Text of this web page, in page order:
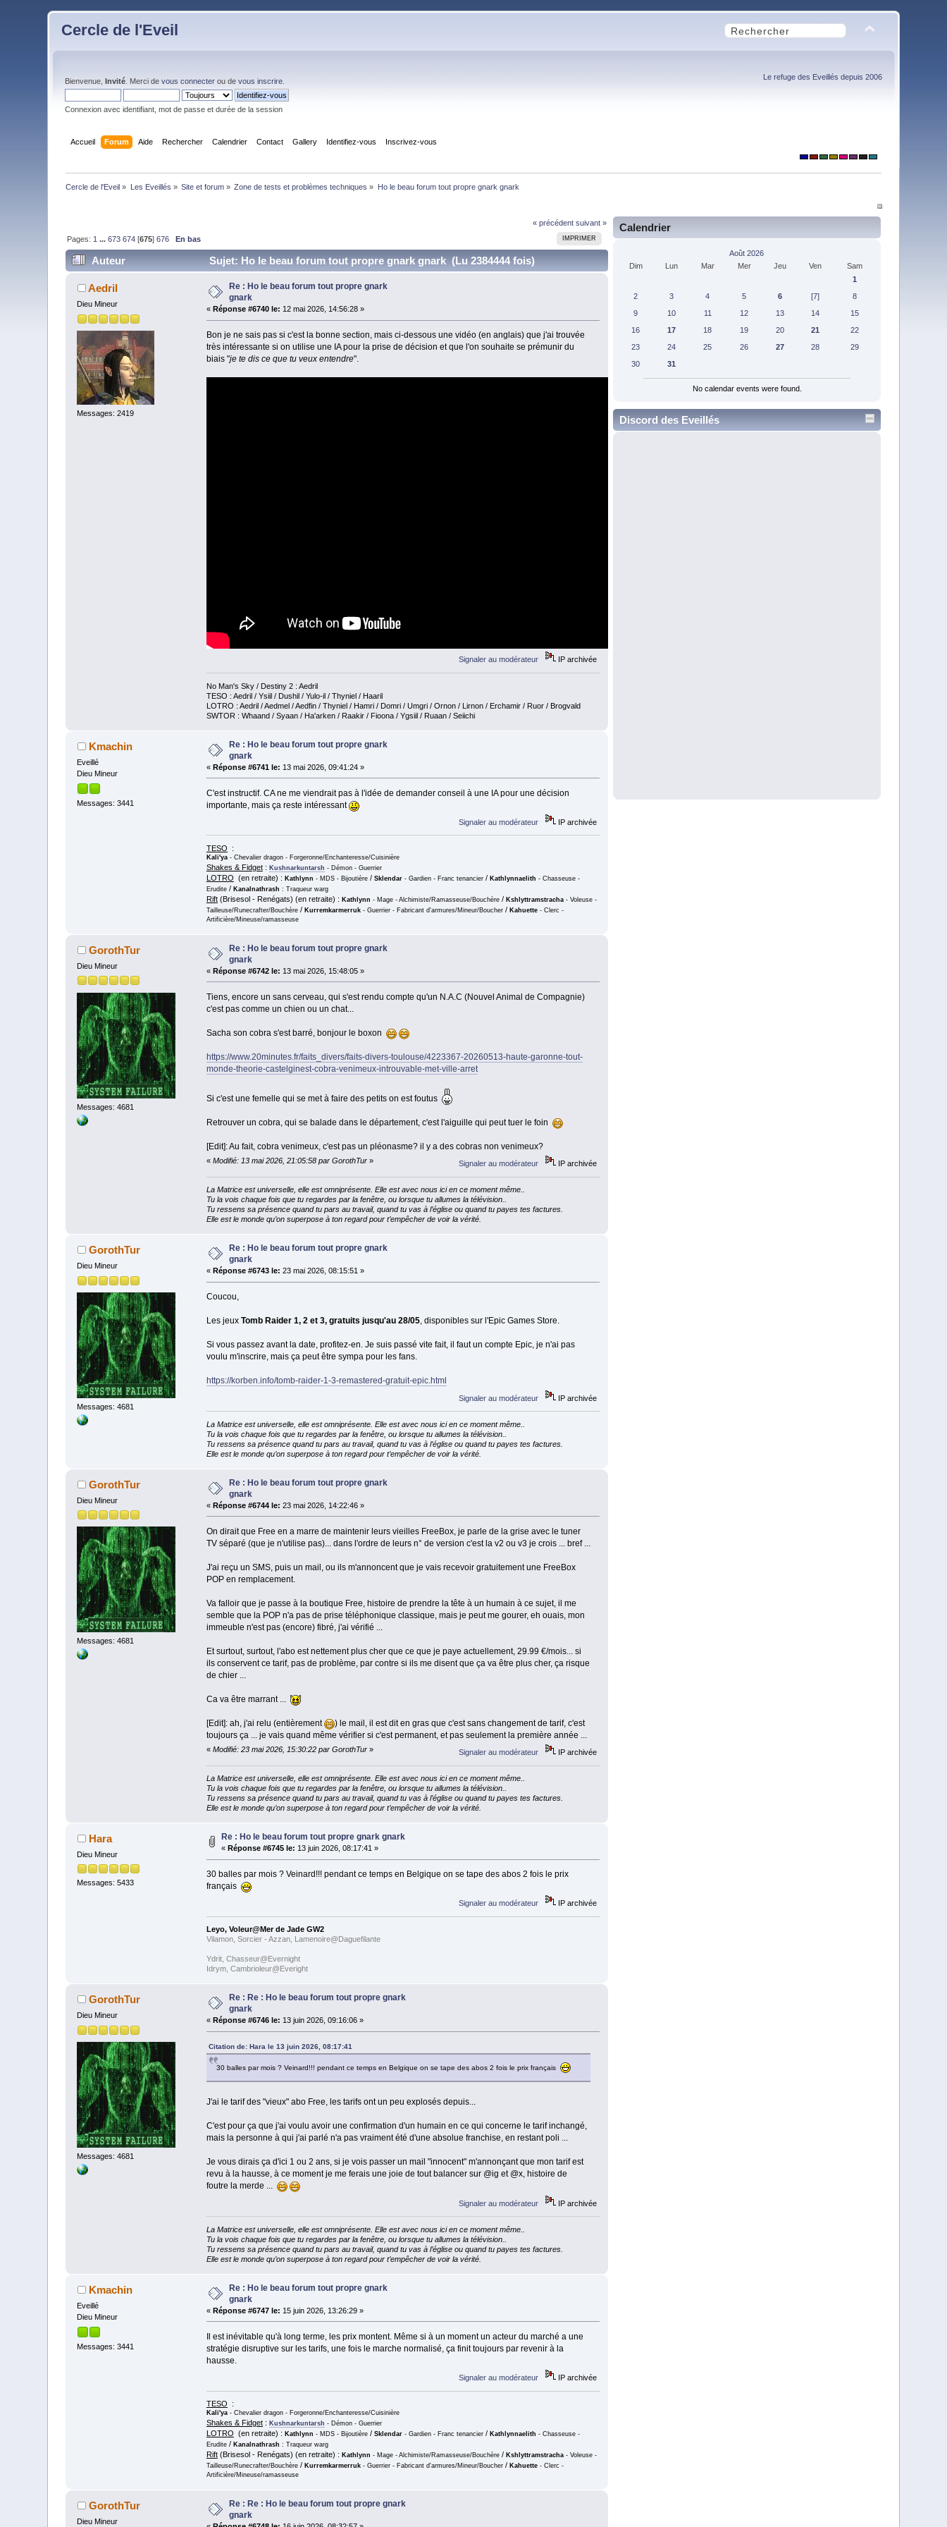
Cercle de l'Eveil
Bienvenue,Invité . Merci devous connecter ou devous inscrire
Connexion avec identifiant, mot de passe et durée de la session
Le refuge des Eveillés depuis 2006
Accueil Forum Aide Rechercher Calendrier Contact Gallery Identifiez-vous Inscrivez-vous
Cercle de l'Eveil » Les Eveillés » Site et forum » Zone de tests et problèmes techniques » Ho le beau forum tout propre gnark gnark
« précédent suivant »
IMPRIMER
Pages: 1 ...673 674 [675]676 En bas
Auteur Sujet: Ho le beau forum tout propre gnark gnark (Lu 2384444 fois)
Aedril
Dieu Mineur
Messages: 2419
Re : Ho le beau forum tout propre gnark
gnark
« Réponse #6740 le: 12 mai 2026, 14:56:28 »
Bon je ne sais pas si c'est la bonne section, mais ci-dessous une vidéo (en anglais) que j'ai trouvée
très intéressante si on utilise une IA pour la prise de décision et que l'on souhaite se prémunir du
biais "je te dis ce que tu veux entendre".
Signaler au modérateur IP archivée
No Man's Sky / Destiny 2 : Aedril
TESO : Aedril / Ysiil / Dushil / Yulo-il / Thyniel / Haaril
LOTRO : Aedril / Aedmel / Aedfin / Thyniel / Hamri / Domri / Umgri / Ornon / Lirnon / Erchamir / Ruor / Brogvald
SWTOR : Whaand / Syaan / Ha'arken / Raakir / Fioona / Ygsiil / Ruaan / Seiichi
Kmachin
Eveillé
Dieu Mineur
Messages: 3441
Re : Ho le beau forum tout propre gnark
gnark
« Réponse #6741 le: 13 mai 2026, 09:41:24 »
C'est instructif. CA ne me viendrait pas à l'idée de demander conseil à une IA pour une décision
importante, mais ça reste intéressant
Signaler au modérateur IP archivée
TESO :
Kali'ya- Chevalier dragon - Forgeronne/Enchanteresse/Cuisinière
Shakes & Fidget: Kushnarkuntarsh - Démon - Guerrier
LOTRO (en retraite) : Kathlynn - MDS - Bijoutière/ Sklendar- Gardien - Franc tenancier/ Kathlynnaelith - Chasseuse -
Erudite/ Kanalnathrash : Traqueur warg
Rift(Brisesol - Renégats) (en retraite) : Kathlynn - Mage - Alchimiste/Ramasseuse/Bouchère/ Kshlyttramstracha- Voleuse -
Tailleuse/Runecrafter/Bouchère/ Kurremkarmerruk- Guerrier - Fabricant d'armures/Mineur/Boucher/ Kahuette- Clerc -
Artificière/Mineuse/ramasseuse
GorothTur
Dieu Mineur
Messages: 4681
Re : Ho le beau forum tout propre gnark
gnark
« Réponse #6742 le: 13 mai 2026, 15:48:05 »
Tiens, encore un sans cerveau, qui s'est rendu compte qu'un N.A.C (Nouvel Animal de Compagnie)
c'est pas comme un chien ou un chat...
Sacha son cobra s'est barré, bonjour le boxon
https://www.20minutes.fr/faits_divers/faits-divers-toulouse/4223367-20260513-haute-garonne-tout-
monde-theorie-castelginest-cobra-venimeux-introuvable-met-ville-arret
Si c'est une femelle qui se met à faire des petits on est foutus
Retrouver un cobra, qui se balade dans le département, c'est l'aiguille qui peut tuer le foin
[Edit]: Au fait, cobra venimeux, c'est pas un pléonasme? il y a des cobras non venimeux?
« Modifié: 13 mai 2026, 21:05:58 par GorothTur» Signaler au modérateur IP archivée
La Matrice est universelle, elle est omniprésente. Elle est avec nous ici en ce moment même..
Tu la vois chaque fois que tu regardes par la fenêtre, ou lorsque tu allumes la télévision..
Tu ressens sa présence quand tu pars au travail, quand tu vas à l’église ou quand tu payes tes factures.
Elle est le monde qu’on superpose à ton regard pour t’empêcher de voir la vérité.
GorothTur
Dieu Mineur
Messages: 4681
Re : Ho le beau forum tout propre gnark
gnark
« Réponse #6743 le: 23 mai 2026, 08:15:51 »
Coucou,
Les jeux Tomb Raider 1, 2 et 3, gratuits jusqu'au 28/05, disponibles sur l'Epic Games Store.
Si vous passez avant la date, profitez-en. Je suis passé vite fait, il faut un compte Epic, je n'ai pas
voulu m'inscrire, mais ça peut être sympa pour les fans.
https://korben.info/tomb-raider-1-3-remastered-gratuit-epic.html
Signaler au modérateur IP archivée
La Matrice est universelle, elle est omniprésente. Elle est avec nous ici en ce moment même..
Tu la vois chaque fois que tu regardes par la fenêtre, ou lorsque tu allumes la télévision..
Tu ressens sa présence quand tu pars au travail, quand tu vas à l’église ou quand tu payes tes factures.
Elle est le monde qu’on superpose à ton regard pour t’empêcher de voir la vérité.
GorothTur
Dieu Mineur
Messages: 4681
Re : Ho le beau forum tout propre gnark
gnark
« Réponse #6744 le: 23 mai 2026, 14:22:46 »
On dirait que Free en a marre de maintenir leurs vieilles FreeBox, je parle de la grise avec le tuner
TV séparé (que je n'utilise pas)... dans l'ordre de leurs n° de version c'est la v2 ou v3 je crois ... bref ...
J'ai reçu un SMS, puis un mail, ou ils m'annoncent que je vais recevoir gratuitement une FreeBox
POP en remplacement.
Va falloir que je passe à la boutique Free, histoire de prendre la tête à un humain à ce sujet, il me
semble que la POP n'a pas de prise téléphonique classique, mais je peut me gourer, eh ouais, mon
immeuble n'est pas (encore) fibré, j'ai vérifié ...
Et surtout, surtout, l'abo est nettement plus cher que ce que je paye actuellement, 29.99 €/mois... si
ils conservent ce tarif, pas de problème, par contre si ils me disent que ça va être plus cher, ça risque
de chier ...
Ca va être marrant ...
[Edit]: ah, j'ai relu (entièrement
) le mail, il est dit en gras que c'est sans changement de tarif, c'est
toujours ça ... je vais quand même vérifier si c'est permanent, et pas seulement la première année ...
« Modifié: 23 mai 2026, 15:30:22 par GorothTur» Signaler au modérateur IP archivée
La Matrice est universelle, elle est omniprésente. Elle est avec nous ici en ce moment même..
Tu la vois chaque fois que tu regardes par la fenêtre, ou lorsque tu allumes la télévision..
Tu ressens sa présence quand tu pars au travail, quand tu vas à l’église ou quand tu payes tes factures.
Elle est le monde qu’on superpose à ton regard pour t’empêcher de voir la vérité.
Hara
Dieu Mineur
Messages: 5433
Re : Ho le beau forum tout propre gnark gnark
«Réponse #6745 le: 13 juin 2026, 08:17:41 »
30 balles par mois ? Veinard!!! pendant ce temps en Belgique on se tape des abos 2 fois le prix
français
Signaler au modérateur IP archivée
Leyo, Voleur@Mer de Jade GW2
Vilamon, Sorcier - Azzan, Lamenoire@Daguefilante
Ydrit, Chasseur@Evernight
Idrym, Cambrioleur@Everight
GorothTur
Dieu Mineur
Messages: 4681
Re : Re : Ho le beau forum tout propre gnark
gnark
« Réponse #6746 le: 13 juin 2026, 09:16:06 »
Citation de: Hara le 13 juin 2026, 08:17:41
30 balles par mois ? Veinard!!! pendant ce temps en Belgique on se tape des abos 2 fois le prix français
J'ai le tarif des "vieux" abo Free, les tarifs ont un peu explosés depuis...
C'est pour ça que j'ai voulu avoir une confirmation d'un humain en ce qui concerne le tarif inchangé,
mais la personne à qui j'ai parlé n'a pas vraiment été d'une absolue franchise, en restant poli ...
Je vous dirais ça d'ici 1 ou 2 ans, si je vois passer un mail "innocent" m'annonçant que mon tarif est
revu à la hausse, à ce moment je me ferais une joie de tout balancer sur @ig et @x, histoire de
foutre la merde ...
Signaler au modérateur IP archivée
La Matrice est universelle, elle est omniprésente. Elle est avec nous ici en ce moment même..
Tu la vois chaque fois que tu regardes par la fenêtre, ou lorsque tu allumes la télévision..
Tu ressens sa présence quand tu pars au travail, quand tu vas à l’église ou quand tu payes tes factures.
Elle est le monde qu’on superpose à ton regard pour t’empêcher de voir la vérité.
Kmachin
Eveillé
Dieu Mineur
Messages: 3441
Re : Ho le beau forum tout propre gnark
gnark
« Réponse #6747 le: 15 juin 2026, 13:26:29 »
Il est inévitable qu'à long terme, les prix montent. Même si à un moment un acteur du marché a une
stratégie disruptive sur les tarifs, une fois le marche normalisé, ça finit toujours par revenir à la
hausse.
Signaler au modérateur IP archivée
TESO :
Kali'ya- Chevalier dragon - Forgeronne/Enchanteresse/Cuisinière
Shakes & Fidget: Kushnarkuntarsh - Démon - Guerrier
LOTRO (en retraite) : Kathlynn - MDS - Bijoutière/ Sklendar- Gardien - Franc tenancier/ Kathlynnaelith - Chasseuse -
Erudite/ Kanalnathrash : Traqueur warg
Rift(Brisesol - Renégats) (en retraite) : Kathlynn - Mage - Alchimiste/Ramasseuse/Bouchère/ Kshlyttramstracha- Voleuse -
Tailleuse/Runecrafter/Bouchère/ Kurremkarmerruk- Guerrier - Fabricant d'armures/Mineur/Boucher/ Kahuette- Clerc -
Artificière/Mineuse/ramasseuse
GorothTur
Dieu Mineur
Re : Re : Ho le beau forum tout propre gnark
gnark
Calendrier
Août 2026
Dim
Lun Mar Mer Jeu Ven
Sam
1
2
3 4 5 6 [7]
8
9
10 11 12 13 14
15
16
17 18 19 20 21
22
23
24 25 26 27 28
29
30
31
No calendar events were found.
Discord des Eveillés